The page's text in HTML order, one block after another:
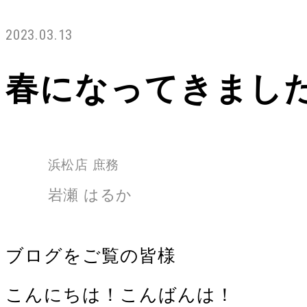
2023.03.13
春になってきまし
浜松店 庶務
岩瀬 はるか
ブログをご覧の皆様
こんにちは！こんばんは！